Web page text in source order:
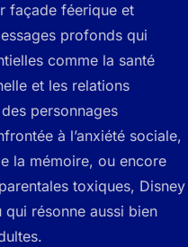
façade féerique et
profonds qui
comme la santé
et les relations
personnages
à l’anxiété sociale,
la mémoire, ou encore
toxiques, Disney
résonne aussi bien